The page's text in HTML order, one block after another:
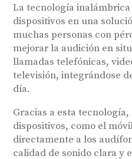
La tecnología
dispositivos en una
muchas personas con
mejorar la audición en
llamadas telefónicas,
televisión, integrándose
día.
Gracias a esta
dispositivos, como el
directamente a los
calidad de sonido clara y